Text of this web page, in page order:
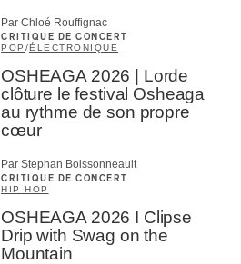
Par Chloé Rouffignac
CRITIQUE DE CONCERT
POP /ÉLECTRONIQUE
OSHEAGA 2026 | Lorde
clôture le festival Osheaga
au rythme de son propre
cœur
Par Stephan Boissonneault
CRITIQUE DE CONCERT
HIP HOP
OSHEAGA 2026 I Clipse
Drip with Swag on the
Mountain